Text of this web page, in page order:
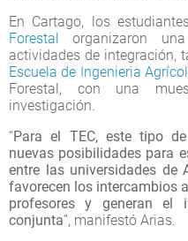
En Cartago, los
Forestal organizaron
actividades de integración,
Escuela de Ingenieria
Forestal, con una
investigación.
“Para el TEC, este tipo
nuevas posibilidades para
entre las universidades de
favorecen los intercambios
profesores y generan el
conjunta”, manifestó Arias.